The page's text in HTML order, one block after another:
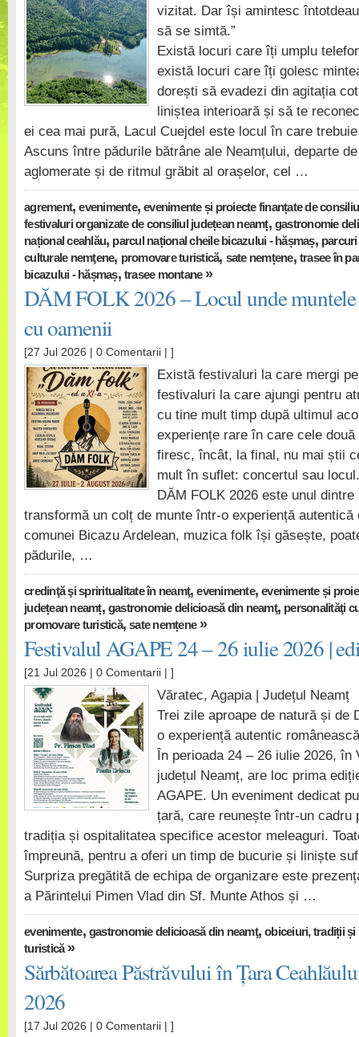
vizitat. Dar își amintesc
să se simtă.”
Există locuri care îți umplu
există locuri care îți golesc
dorești să evadezi din agitația
liniștea interioară și să te
ei cea mai pură, Lacul Cuejdel este locul în care
Ascuns între pădurile bătrâne ale Neamțului, departe
aglomerate și de ritmul grăbit al orașelor, cel …
agrement,evenimente,evenimente și proiecte finanțate de
festivaluri organizate de consiliul județean neamț, gastronomie
național ceahlău, parcul național cheile bicazului - hășmaș,
culturale nemţene, promovare turistică, sate nemțene, trasee în
bicazului - hășmaș, trasee montane»
DĂM FOLK 2026 – Locul unde muntele
cu oamenii
[27 Jul 2026 | 0 Comentarii | ]
Există festivaluri la care mergi
festivaluri la care ajungi pentru
cu tine mult timp după ultimul
experiențe rare în care cele
firesc, încât, la final, nu mai știi
mult în suflet: concertul sau locul.
DĂM FOLK 2026 este unul
transformă un colț de munte într-o experiență autentică
comunei Bicazu Ardelean, muzica folk își găsește,
pădurile, …
credinţă şi spriritualitate în neamţ,evenimente,evenimente și
județean neamț, gastronomie delicioasă din neamţ, personalităţi
promovare turistică,sate nemțene»
Festivalul AGAPE 24 – 26 iulie 2026 |
[21 Jul 2026 | 0 Comentarii | ]
Văratec, Agapia | Județul Neamț
Trei zile aproape de natură și de
o experiență autentic românească
În perioada 24 – 26 iulie 2026, în
județul Neamț, are loc prima
AGAPE. Un eveniment dedicat
țară, care reunește într-un cadru
tradiția și ospitalitatea specifice acestor meleaguri.
împreună, pentru a oferi un timp de bucurie și liniște
Surpriza pregătită de echipa de organizare este
a Părintelui Pimen Vlad din Sf. Munte Athos și …
evenimente, gastronomie delicioasă din neamţ,obiceiuri, tradiții
turistică»
Sărbătoarea Păstrăvului în Țara
2026
[17 Jul 2026 | 0 Comentarii | ]